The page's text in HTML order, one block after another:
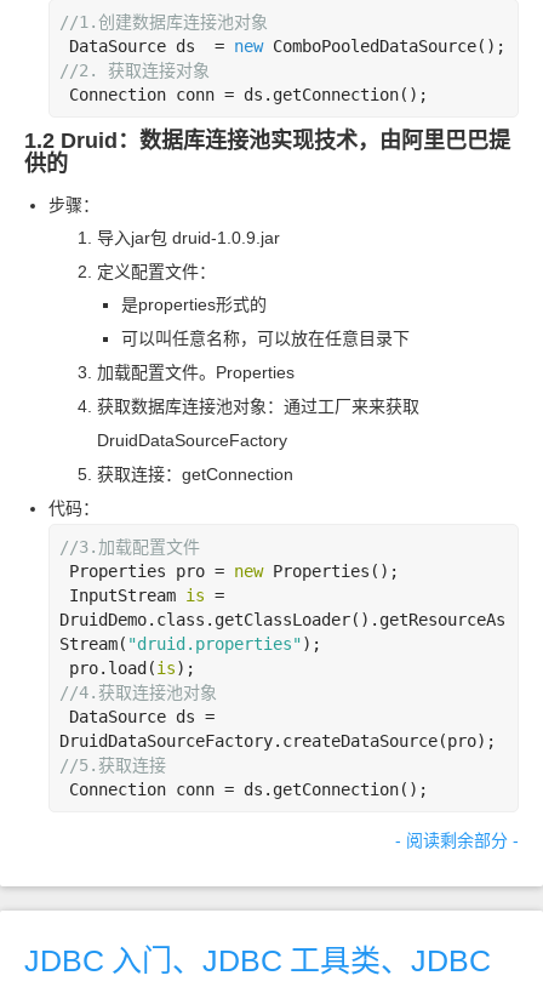
//1.创建数据库连接池对象
DataSource ds  = new
//2. 获取连接对象
Connection conn = ds.getConnection();
1.2 Druid：数据库连接池实现技术，由阿里巴巴提
供的
步骤：
导入jar包 druid-1.0.9.jar
定义配置文件：
是properties形式的
可以叫任意名称，可以放在任意目录下
加载配置文件。Properties
获取数据库连接池对象：通过工厂来来获取
DruidDataSourceFactory
获取连接：getConnection
代码：
//3.加载配置文件
Properties pro = new Properties();
InputStream is =
DruidDemo.class.getClassLoader().getResourceAs
Stream( "druid.properties");
pro.load(is
//4. 获取连接池对象
//5. 获取连接
Connection conn = ds.getConnection();
- 阅读剩余部分 -
JDBC 入门、JDBC 工具类、JDBC